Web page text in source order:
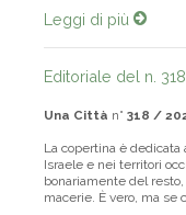
Leggi di più
Editoriale del n.
Una Città n° 318 /
La copertina è
Israele e nei territori
bonariamente del
macerie. È vero, ma se